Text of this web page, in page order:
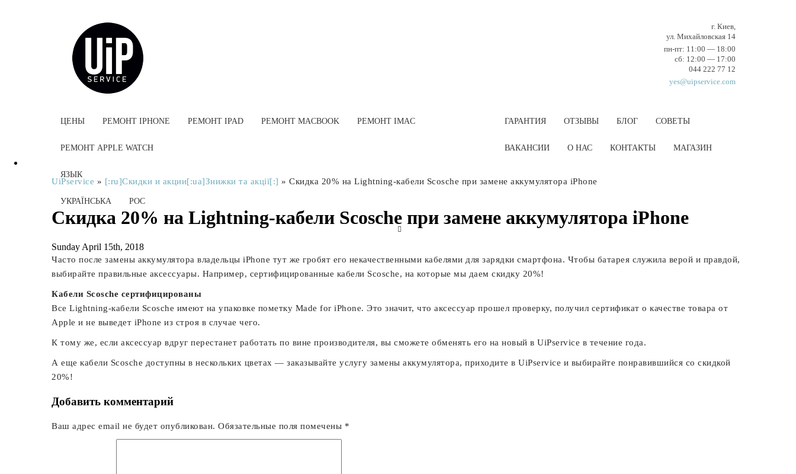
г. Киев,
ул. Михайловская 14
пн-пт: 11:00 — 18:00
cб: 12:00 — 17:00
044 222 77 12
yes@uipservice.com
ЦЕНЫ РЕМОНТ IPHONE РЕМОНТ IPAD РЕМОНТ MACBOOK РЕМОНТ IMAC
РЕМОНТ APPLE WATCH
ГАРАНТИЯ ОТЗЫВЫ БЛОГ СОВЕТЫ
ВАКАНCИИ О НАС КОНТАКТЫ МАГАЗИН
ЯЗЫК
УКРАЇНСЬКА РОС
UiPservice » [:ru]Скидки и акции[:ua]Знижки та акції[:] » Скидка 20% на Lightning-кабели Scosche при замене аккумулятора iPhone
Скидка 20% на Lightning-кабели Scosche при замене аккумулятора iPhone
Sunday April 15th, 2018
Часто после замены аккумулятора владельцы iPhone тут же гробят его некачественными кабелями для зарядки смартфона. Чтобы батарея служила верой и правдой,
выбирайте правильные аксессуары. Например, сертифицированные кабели Scosche, на которые мы даем скидку 20%!
Кабели Scosche сертифицированы
Все Lightning-кабели Scosche имеют на упаковке пометку Made for iPhone. Это значит, что аксессуар прошел проверку, получил сертификат о качестве товара от
Apple и не выведет iPhone из строя в случае чего.
К тому же, если аксессуар вдруг перестанет работать по вине производителя, вы сможете обменять его на новый в UiPservice в течение года.
А еще кабели Scosche доступны в нескольких цветах — заказывайте услугу замены аккумулятора, приходите в UiPservice и выбирайте понравившийся со скидкой
20%!
Добавить комментарий
Ваш адрес email не будет опубликован. Обязательные поля помечены *